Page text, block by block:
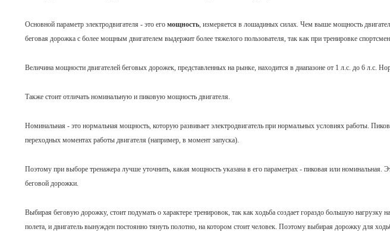
Основной параметр электродвигателя - это его мощность, измеряется в лошадиных силах. Чем выше мощность
беговая дорожка с более мощным двигателем выдержит более тяжелого пользователя, так как при тренировке
Величина мощности двигателей беговых дорожек, представленных на рынке, находится в диапазоне от 1 л.с. до 6 л.с.
Также стоит отличать номинальную и пиковую мощность двигателя.
Номинальная - это нормальная мощность, которую развивает электродвигатель при нормальных условиях работы.
переходных моментах работы двигателя (например, в момент запуска).
Поэтому при выборе тренажера лучше уточнить, какая мощность указана в его параметрах - пиковая или номинальная.
беговой дорожки.
Выбирая беговую дорожку, стоит подумать о характере тренировок, так как ходьба создает гораздо большую нагрузку
полета, и двигатель вынужден постоянно тянуть полотно, на котором стоит человек. Поэтому выбирая дорожку для